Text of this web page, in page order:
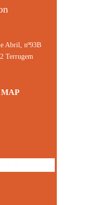
Abril, nº93B
Terrugem